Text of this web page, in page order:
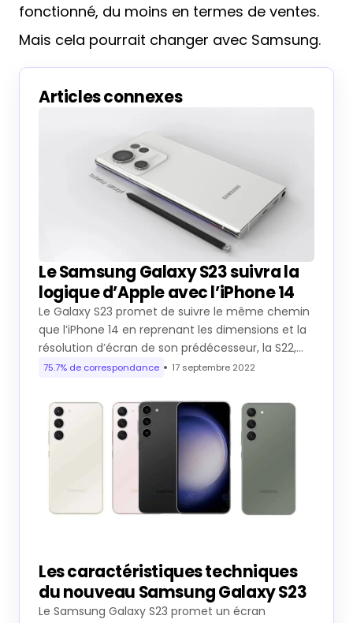
fonctionné, du moins en termes de ventes.
Mais cela pourrait changer avec Samsung.
Articles connexes
Le Samsung Galaxy S23 suivra la
logique d’Apple avec l’iPhone 14
Le Galaxy S23 promet de suivre le même chemin
que l’iPhone 14 en reprenant les dimensions et la
résolution d’écran de son prédécesseur, la S22,…
75.7% de correspondance 17 septembre 2022
Les caractéristiques techniques
du nouveau Samsung Galaxy S23
Le Samsung Galaxy S23 promet un écran